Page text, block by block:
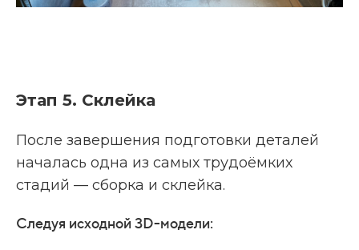
Этап 5. Склейка
После завершения подготовки деталей
началась одна из самых трудоёмких
стадий — сборка и склейка.
Следуя исходной 3D-модели: